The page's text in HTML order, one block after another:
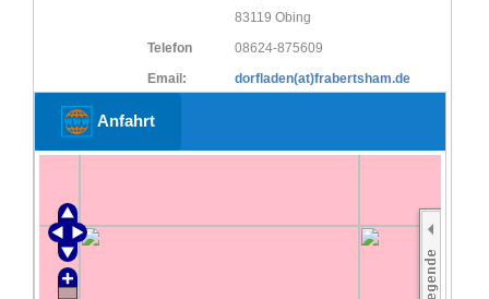
83119 Obing
Telefon
08624-875609
Email:
dorfladen(at)frabertsham.de
Anfahrt